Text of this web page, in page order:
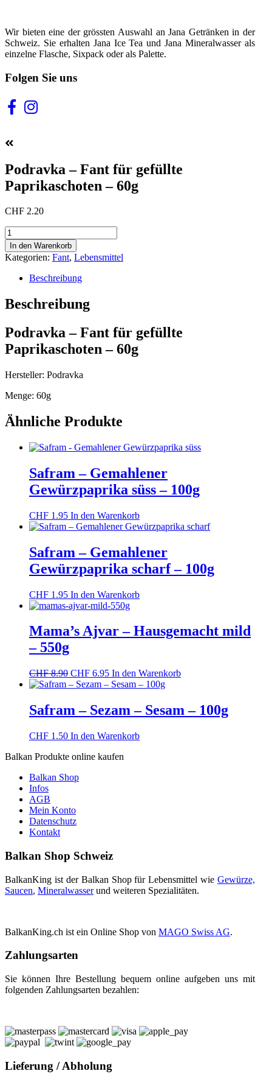
Wir bieten eine der grössten Auswahl an Jana Getränken in der
Schweiz. Sie erhalten Jana Ice Tea und Jana Mineralwasser als
einzelne Flasche, Sixpack oder als Palette.
Folgen Sie uns
Podravka – Fant für gefüllte
Paprikaschoten – 60g
CHF 2.20
Podravka
–
Fant
für
gefüllte
Paprikaschoten
–
60g
In den Warenkorb
Kategorien: Fant, Lebensmittel
Beschreibung
Beschreibung
Podravka – Fant für gefüllte
Paprikaschoten – 60g
Hersteller: Podravka
Menge: 60g
Ähnliche Produkte
Safram – Gemahlener
Gewürzpaprika süss – 100g
CHF 1.95 In den Warenkorb
Safram – Gemahlener
Gewürzpaprika scharf – 100g
CHF 1.95 In den Warenkorb
Mama’s Ajvar – Hausgemacht mild
– 550g
CHF8.90 Ursprünglicher
Preis
CHF 8.90
CHF 6.95Aktueller
Preis
CHF 6.95.
In den Warenkorb
Safram – Sezam – Sesam – 100g
CHF 1.50 In den Warenkorb
Balkan Produkte online kaufen
Balkan Shop
Infos
AGB
Mein Konto
Datenschutz
Kontakt
Balkan Shop Schweiz
BalkanKing ist der Balkan Shop für Lebensmittel wie Gewürze,
Saucen, Mineralwasserund weiteren Spezialitäten.
BalkanKing.ch ist ein Online Shop von MAGO Swiss AG.
Zahlungsarten
Sie können Ihre Bestellung bequem online aufgeben uns mit
folgenden Zahlungsarten bezahlen:
Lieferung / Abholung